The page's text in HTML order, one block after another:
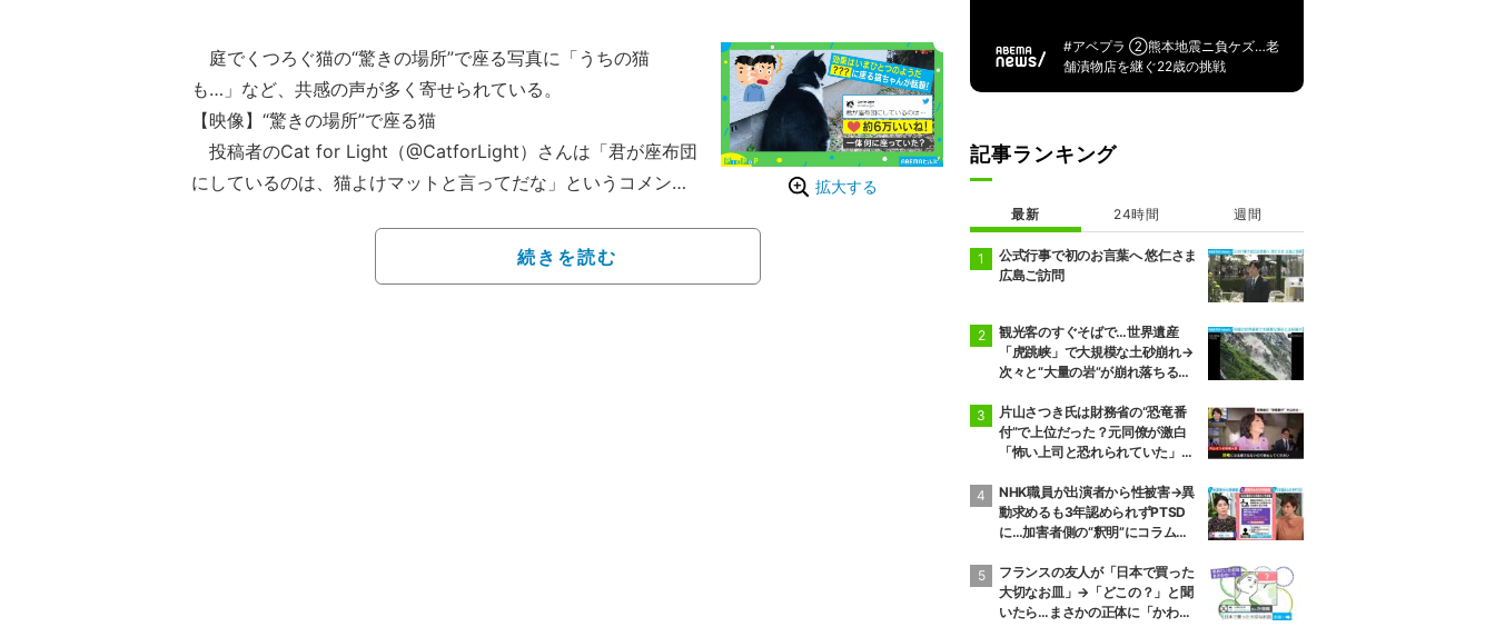
拡大する
庭でくつろぐ猫の“驚きの場所”で座る写真に「うちの猫
も…」など、共感の声が多く寄せられている。
【映像】“驚きの場所”で座る猫
投稿者のCat for Light（@CatforLight）さんは「君が座布団
にしているのは、猫よけマットと言ってだな」というコメント
写真では、庭に座ってくつろいでいる猫が写し出されてい
て、その座っている場所が猫除けマットの上というなんとも不
続きを読む
#アベプラ ②熊本地震ニ負ケズ…老
舗漬物店を継ぐ22歳の挑戦
記事ランキング
最新 24時間 週間
公式行事で初のお言葉へ 悠仁さま
広島ご訪問
観光客のすぐそばで…世界遺産
「虎跳峡」で大規模な土砂崩れ→
次々と“大量の岩”が崩れ落ちる瞬
片山さつき氏は財務省の“恐竜番
付”で上位だった？元同僚が激白
「怖い上司と恐れられていた」
NHK職員が出演者から性被害→異
動求めるも3年認められずPTSD
に…加害者側の“釈明”にコラムニ
織体制の問題点も指摘
フランスの友人が「日本で買った
大切なお皿」→「どこの？」と聞
いたら…まさかの正体に「かわい